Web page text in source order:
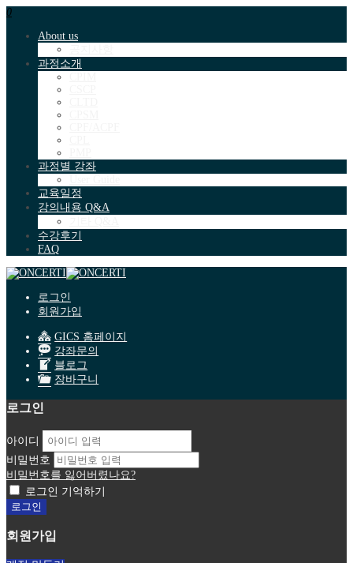
0
About us
과정소개
과정별 강좌
교육일정
강의내용 Q&A
수강후기
FAQ
로그인
회원가입
GICS 홈페이지
강좌문의
블로그
장바구니
로그인
아이디
비밀번호
비밀번호를 잃어버렸나요?
로그인 기억하기
회원가입